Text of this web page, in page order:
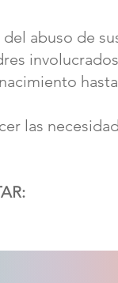
abuso de
las